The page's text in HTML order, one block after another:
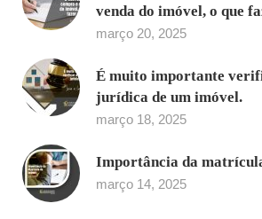
venda do imóvel, o que
março 20, 2025
É muito importante
jurídica de um imóvel.
março 18, 2025
Importância da
março 14, 2025